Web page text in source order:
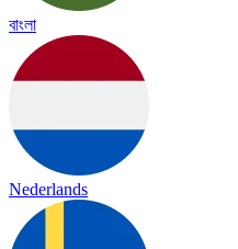
বাংলা
Nederlands